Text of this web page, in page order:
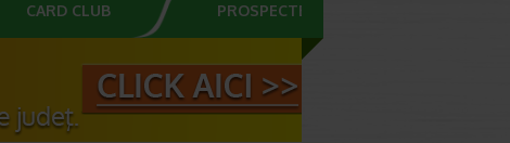
CARD CLUB PROSPECTE